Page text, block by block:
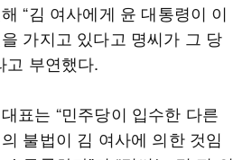
“김 여사에게 윤 대통령이 이
가지고 있다고 명씨가 그 당
고 부연했다.
표는 “민주당이 입수한 다른
불법이 김 여사에 의한 것임